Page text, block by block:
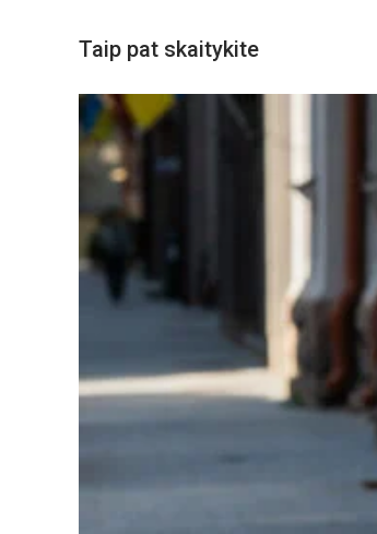
Taip pat skaitykite